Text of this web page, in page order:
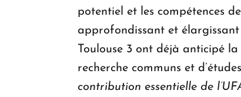
potentiel et les compétences
approfondissant et élargissant
Toulouse 3 ont déjà anticipé
recherche communs et
contribution essentielle de